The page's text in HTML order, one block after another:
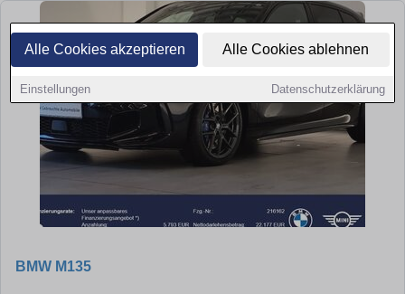
Alle Cookies akzeptieren Alle Cookies ablehnen
Einstellungen Datenschutzerklärung
BMW M135